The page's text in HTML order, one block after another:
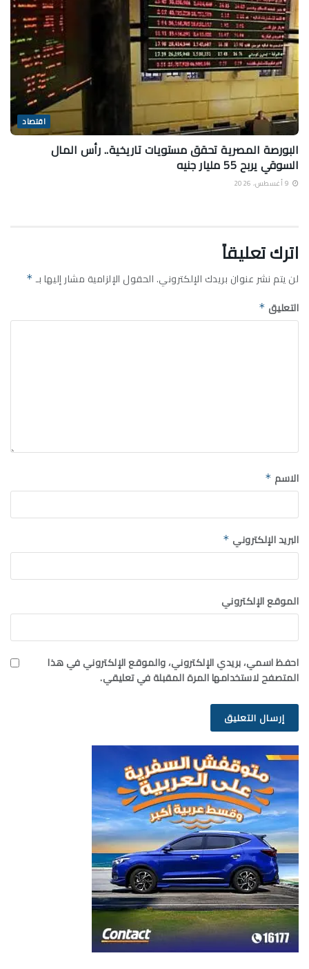
اقتصاد
البورصة المصرية تحقق مستويات تاريخية.. رأس المال
السوقي يربح 55 مليار جنيه
اترك تعليقاً
لن يتم نشر عنوان بريدك الإلكتروني.الحقول الإلزامية مشار إليها بـ *
التعليق *
الاسم *
البريد الإلكتروني *
الموقع الإلكتروني
احفظ اسمي، بريدي الإلكتروني، والموقع الإلكتروني في هذا
المتصفح لاستخدامها المرة المقبلة في تعليقي.